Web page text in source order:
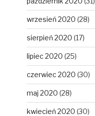
wrzesień 2020 (28)
sierpień 2020 (17)
lipiec 2020 (25)
czerwiec 2020 (30)
maj 2020 (28)
kwiecień 2020 (30)